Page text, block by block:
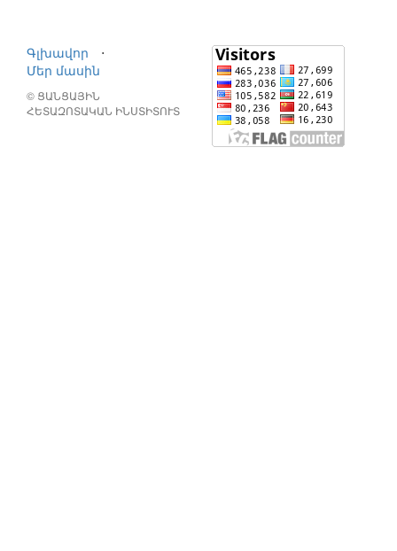
Գլխավոր
⋅
Մեր մասին
© ՑԱՆՑԱՅԻՆ
ՀԵՏԱԶՈՏԱԿԱՆ ԻՆՍՏԻՏՈՒՏ